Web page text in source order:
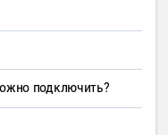
подключить?